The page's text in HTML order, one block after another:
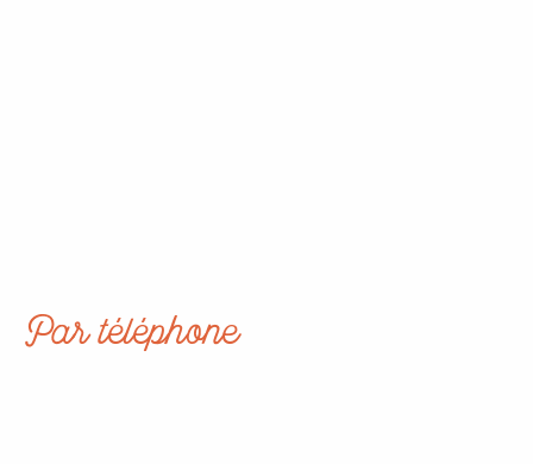
Par téléphone